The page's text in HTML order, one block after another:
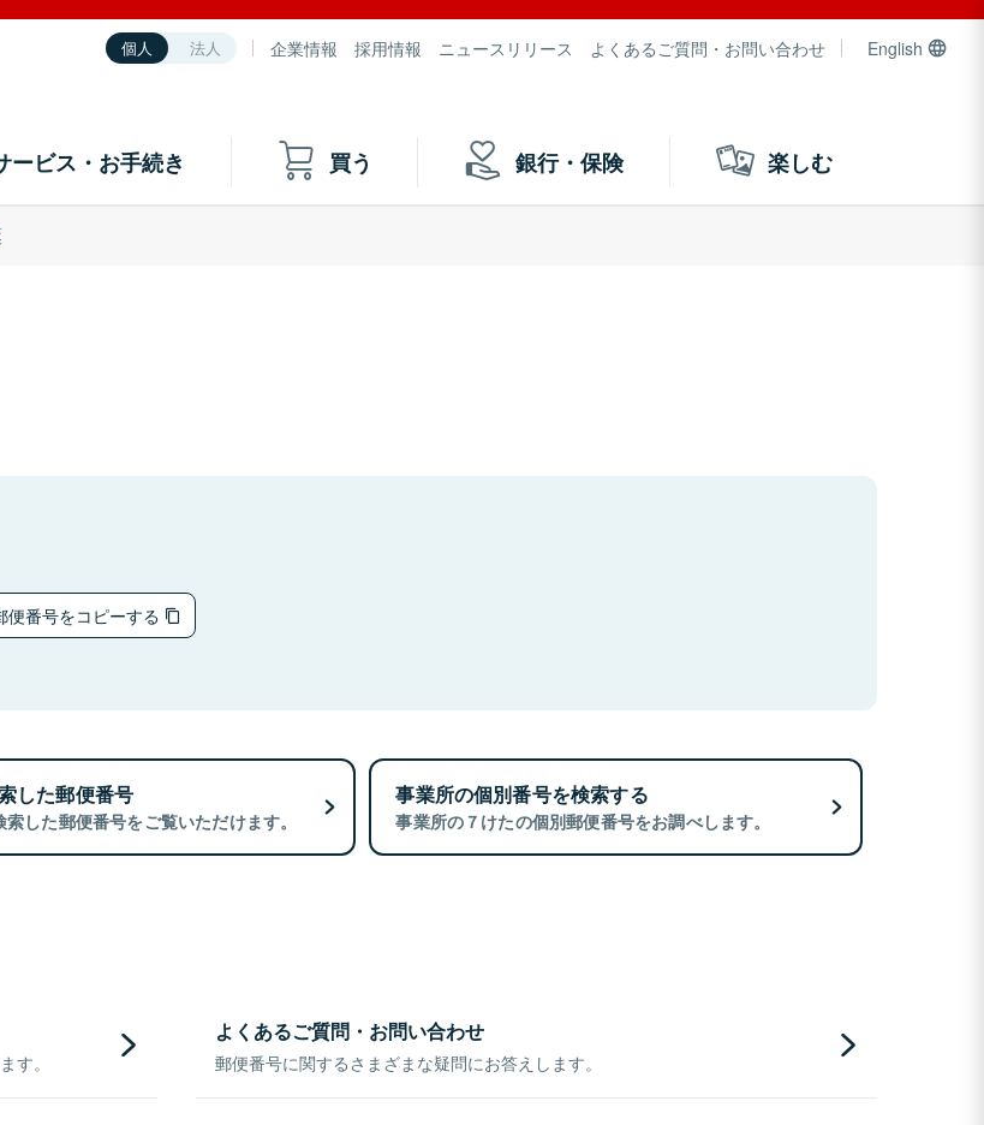
個人 法人 企業情報 採用情報 ニュースリリース よくあるご質問・お問い合わせ English
ービス・お手続き 買う 銀行・保険 楽しむ
便番号をコピーする
した郵便番号
した郵便番号をご覧いただけます。
事業所の個別番号を検索する
事業所の７けたの個別郵便番号をお調べします。
す。
よくあるご質問・お問い合わせ
郵便番号に関するさまざまな疑問にお答えします。